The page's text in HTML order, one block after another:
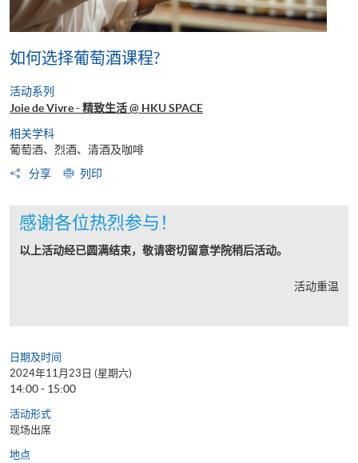
如何选择葡萄酒课程?
活动系列
Joie de Vivre - 精致生活 @ HKU SPACE
相关学科
葡萄酒、烈酒、清酒及咖啡
分享
列印
感谢各位热烈参与！
以上活动经已圆满结束，敬请密切留意学院稍后活动。
活动重温
日期及时间
2024年11月23日 (星期六)
14:00 - 15:00
活动形式
现场出席
地点